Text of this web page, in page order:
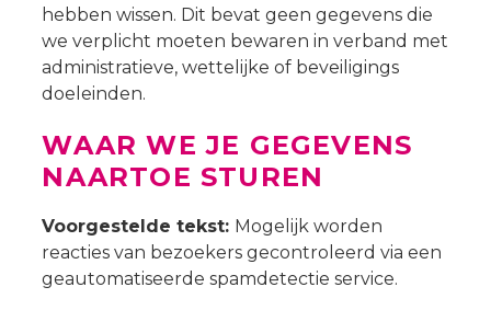
hebben wissen. Dit bevat geen gegevens die
we verplicht moeten bewaren in verband met
administratieve, wettelijke of beveiligings
doeleinden.
WAAR WE JE GEGEVENS
NAARTOE STUREN
Voorgestelde tekst: Mogelijk worden
reacties van bezoekers gecontroleerd via een
geautomatiseerde spamdetectie service.